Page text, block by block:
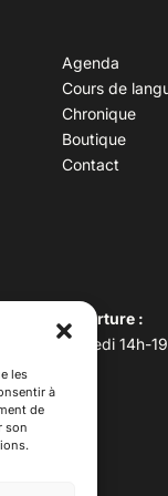
les
à
de
son
Agenda
Cours de
Chronique
Boutique
Contact
d’ouverture :
au vendredi 14h-
10h –17h
lundi